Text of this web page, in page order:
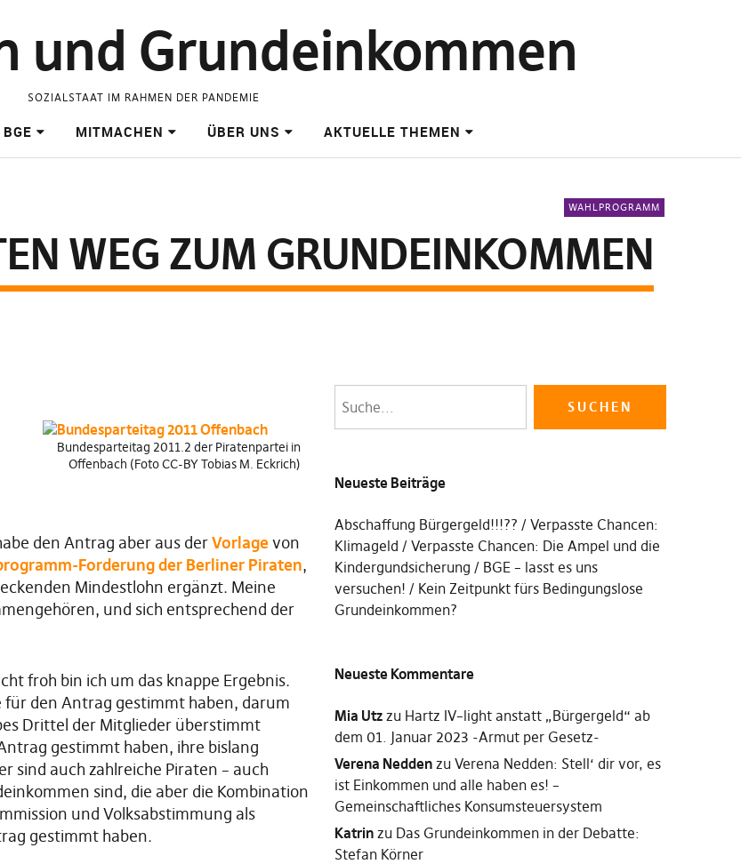
und Grundeinkommen
SOZIALSTAAT IM RAHMEN DER PANDEMIE
BGE MITMACHEN ÜBER UNS AKTUELLE THEMEN
WAHLPROGRAMM
WEG ZUM GRUNDEINKOMMEN
Bundesparteitag 2011.2 der Piratenpartei in
Offenbach (Foto CC-BY Tobias M. Eckrich)
den Antrag aber aus derVorlagevon
Forderung der Berliner Piraten,
Mindestlohn ergänzt. Meine
und sich entsprechend der
froh bin ich um das knappe Ergebnis.
für den Antrag gestimmt haben, darum
Drittel der Mitglieder überstimmt
gestimmt haben, ihre bislang
sind auch zahlreiche Piraten – auch
sind, die aber die Kombination
und Volksabstimmung als
gestimmt haben.
Neueste Beiträge
Abschaffung Bürgergeld!!!??
Verpasste Chancen:
Klimageld
Verpasste Chancen: Die Ampel und die
Kindergundsicherung
BGE – lasst es uns
versuchen!
Kein Zeitpunkt fürs Bedingungslose
Grundeinkommen?
Neueste Kommentare
Mia Utzzu Hartz IV–light anstatt „Bürgergeld“ ab
dem 01. Januar 2023 -Armut per Gesetz-
Verena Neddenzu Verena Nedden: Stell‘ dir vor, es
ist Einkommen und alle haben es! –
Gemeinschaftliches Konsumsteuersystem
Katrinzu Das Grundeinkommen in der Debatte:
Stefan Körner